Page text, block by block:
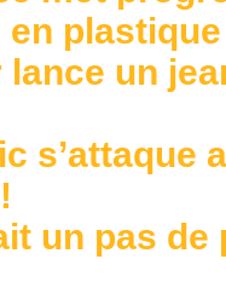
lance un
s’attaque
un pas de